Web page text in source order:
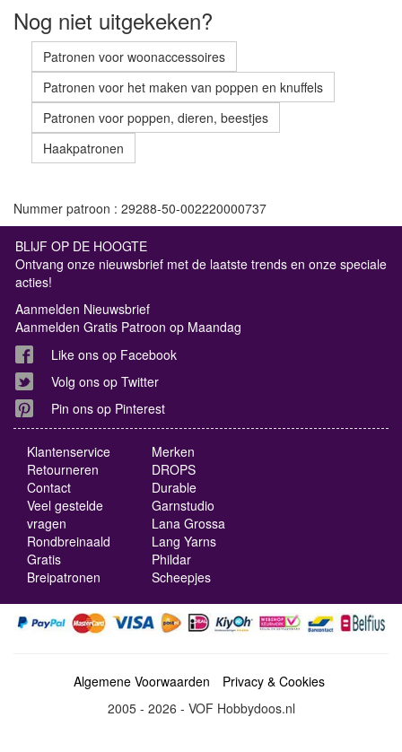
Nog niet uitgekeken?
Patronen voor woonaccessoires
Patronen voor het maken van poppen en knuffels
Patronen voor poppen, dieren, beestjes
Haakpatronen
Nummer patroon : 29288-50-002220000737
BLIJF OP DE HOOGTE
Ontvang onze nieuwsbrief met de laatste trends en onze speciale
acties!
Aanmelden Nieuwsbrief
Aanmelden Gratis Patroon op Maandag
Like ons op Facebook
Volg ons op Twitter
Pin ons op Pinterest
Klantenservice
Retourneren
Contact
Veel gestelde
vragen
Rondbreinaald
Gratis
Breipatronen
Merken
DROPS
Durable
Garnstudio
Lana Grossa
Lang Yarns
Phildar
Scheepjes
Algemene Voorwaarden
Privacy & Cookies
2005 - 2026 - VOF Hobbydoos.nl